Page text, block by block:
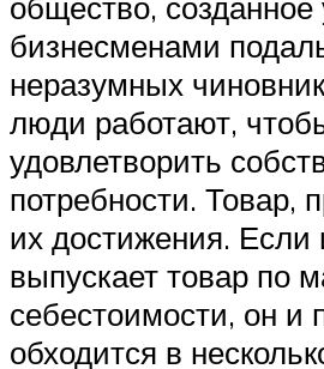
бизнесменами
неразумных
люди работают,
удовлетворить
потребности. Товар,
их достижения. Если
выпускает товар по
себестоимости, он и
обходится в